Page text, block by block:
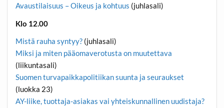
Avaustilaisuus – Oikeus ja kohtuus (juhlasali)
Klo 12.00
Mistä rauha syntyy? (juhlasali)
Miksi ja miten pääomaverotusta on muutettava
(liikuntasali)
Suomen turvapaikkapolitiikan suunta ja seuraukset
(luokka 23)
AY-liike, tuottaja-asiakas vai yhteiskunnallinen uudistaja?